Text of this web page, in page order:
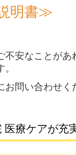
明書≫
不安なことがあ
お問い合わせく
医療ケアが充